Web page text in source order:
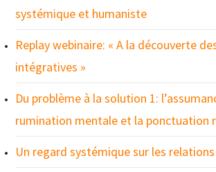
systémique et humaniste
Replay webinaire: « A la découverte
intégratives »
Du problème à la solution 1:
rumination mentale et la ponctuation
Un regard systémique sur les